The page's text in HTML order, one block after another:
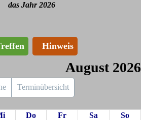
das Jahr 2026
Hinweis
August 2026
Terminübersicht
Do Fr Sa
So